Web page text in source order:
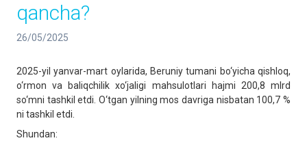
qancha?
26/05/2025
2025-yil yanvar-mart oylarida, Beruniy tumani bo‘yicha qishloq,
o‘rmon va baliqchilik xo‘jaligi mahsulotlari hajmi 200,8 mlrd
so‘mni tashkil etdi. O‘tgan yilning mos davriga nisbatan 100,7 %
ni tashkil etdi.
Shundan: